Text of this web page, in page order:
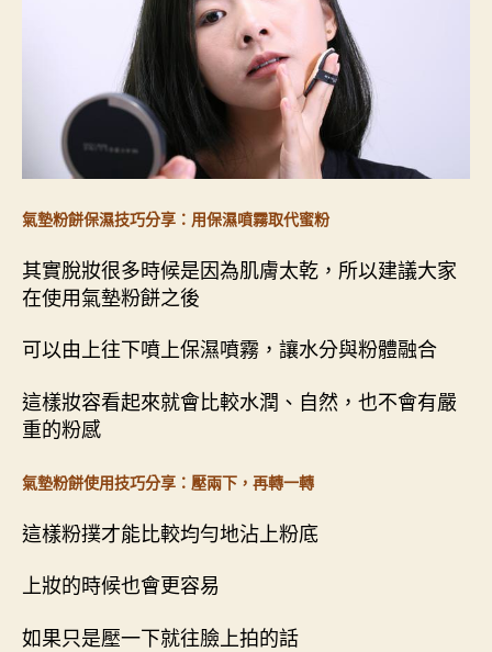
氣墊粉餅保濕技巧分享：用保濕噴霧取代蜜粉
其實脫妝很多時候是因為肌膚太乾，所以建議大家
在使用氣墊粉餅之後
可以由上往下噴上保濕噴霧，讓水分與粉體融合
這樣妝容看起來就會比較水潤、自然，也不會有嚴
重的粉感
氣墊粉餅使用技巧分享：壓兩下，再轉一轉
這樣粉撲才能比較均勻地沾上粉底
上妝的時候也會更容易
如果只是壓一下就往臉上拍的話